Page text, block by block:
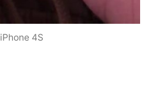
iPhone 4S